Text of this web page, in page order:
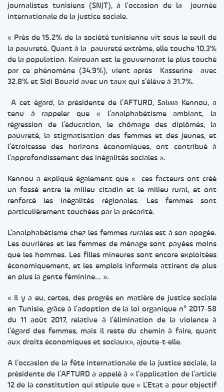
journalistes tunisiens (SNJT), à l’occasion de la journée
internationale de la justice sociale.
« Près de 15.2% de la société tunisienne vit sous le seuil de
la pauvreté. Quant à la pauvreté extrême, elle touche 10.3%
de la population. Kairouan est le gouvernorat le plus touché
par ce phénomène (34.9%), vient après Kasserine avec
32.8% et Sidi Bouzid avec un taux qui s’élève à 31.7%.
A cet égard, la présidente de l’AFTURD, Salwa Kennou, a
tenu à rappeler que « l’analphabétisme ambiant, la
régression de l’éducation, le chômage des diplômés, la
pauvreté, la stigmatisation des femmes et des jeunes, et
l’étroitesse des horizons économiques, ont contribué à
l’approfondissement des inégalités sociales ».
Kennou a expliqué également que « ces facteurs ont créé
un fossé entre le milieu citadin et le milieu rural, et ont
renforcé les inégalités régionales. Les femmes sont
particulièrement touchées par la précarité.
L’analphabétisme chez les femmes rurales est à son apogée.
Les ouvrières et les femmes de ménage sont payées moins
que les hommes. Les filles mineures sont encore exploitées
économiquement, et les emplois informels attirent de plus
en plus la gente féminine… ».
« Il y a eu, certes, des progrès en matière de justice sociale
en Tunisie, grâce à l’adoption de la loi organique n° 2017-58
du 11 août 2017, relative à l’élimination de la violence à
l’égard des femmes, mais il reste du chemin à faire, quant
aux droits économiques et sociaux», ajoute-t-elle.
A l’occasion de la fête internationale de la justice sociale, la
présidente de l’AFTURD a appelé à « l’application de l’article
12 de la constitution qui stipule que « L’Etat a pour objectif